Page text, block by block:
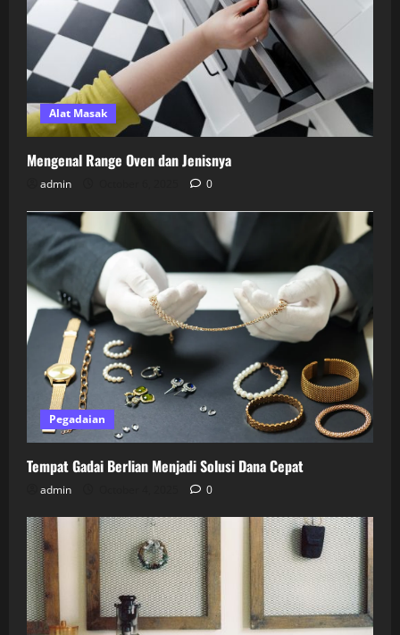
Alat Masak
Mengenal Range Oven dan Jenisnya
admin 0
Pegadaian
Tempat Gadai Berlian Menjadi Solusi Dana Cepat
admin 0